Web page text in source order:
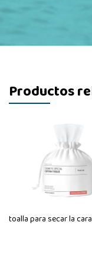
Productos
toalla para secar la cara